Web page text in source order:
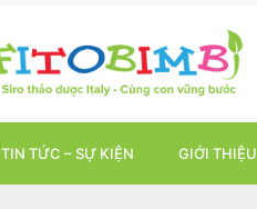
TIN TỨC – SỰ KIỆN GIỚI THIỆU